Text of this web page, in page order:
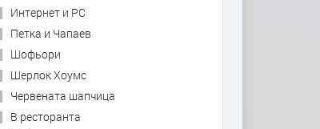
Интернет и PC
Петка и Чапаев
Шофьори
Шерлок Хоумс
Червената шапчица
В ресторанта